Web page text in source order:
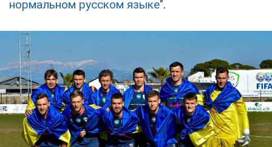
нормальном русском языке".